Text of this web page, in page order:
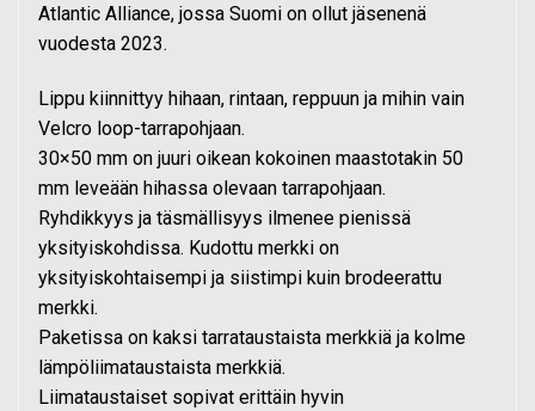
Atlantic Alliance, jossa Suomi on ollut jäsenenä
vuodesta 2023.
Lippu kiinnittyy hihaan, rintaan, reppuun ja mihin vain
Velcro loop-tarrapohjaan.
30×50 mm on juuri oikean kokoinen maastotakin 50
mm leveään hihassa olevaan tarrapohjaan.
Ryhdikkyys ja täsmällisyys ilmenee pienissä
yksityiskohdissa. Kudottu merkki on
yksityiskohtaisempi ja siistimpi kuin brodeerattu
merkki.
Paketissa on kaksi tarrataustaista merkkiä ja kolme
lämpöliimataustaista merkkiä.
Liimataustaiset sopivat erittäin hyvin